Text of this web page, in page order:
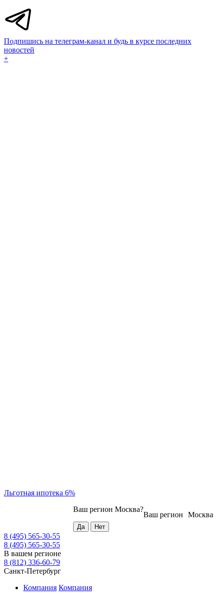
Подпишись на телеграм-канал и будь в курсе последних
новостей
+
Льготная ипотека 6%
Москва
Ваш регион
Ваш регион Москва?
8 (495) 565-30-55
8 (495) 565-30-55
В вашем регионе
8 (812) 336-60-79
Санкт-Петербург
Компания Компания